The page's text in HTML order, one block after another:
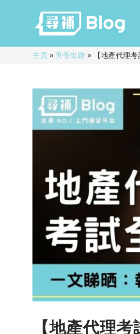
主頁» 升學出路 » 【地產代理
【地產代理